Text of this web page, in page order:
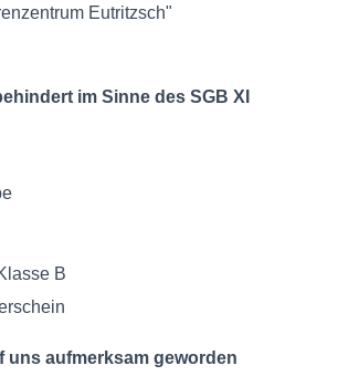
Eutritzsch"
im Sinne des SGB XI
B
uns aufmerksam geworden